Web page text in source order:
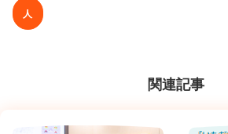
人
関連記事